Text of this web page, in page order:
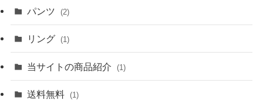
パンツ (2)
リング (1)
当サイトの商品紹介 (1)
送料無料 (1)